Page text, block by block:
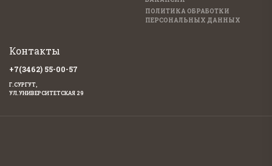
ПОЛИТИКА ОБРАБОТКИ
ПЕРСОНАЛЬНЫХ ДАННЫХ
Контакты
+7(3462) 55-00-57
Г.СУРГУТ,
УЛ.УНИВЕРСИТЕТСКАЯ 29